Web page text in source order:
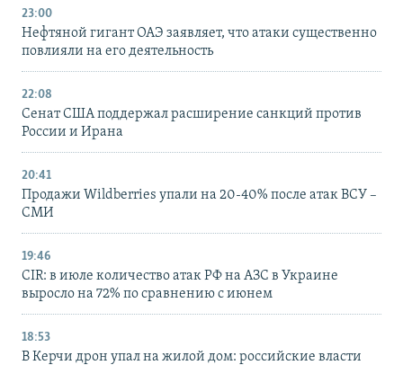
23:00
Нефтяной гигант ОАЭ заявляет, что атаки существенно
повлияли на его деятельность
22:08
Сенат США поддержал расширение санкций против
России и Ирана
20:41
Продажи Wildberries упали на 20-40% после атак ВСУ –
СМИ
19:46
CIR: в июле количество атак РФ на АЗС в Украине
выросло на 72% по сравнению с июнем
18:53
В Керчи дрон упал на жилой дом: российские власти